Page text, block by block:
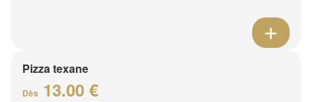
Pizza texane
Dès 13.00 €